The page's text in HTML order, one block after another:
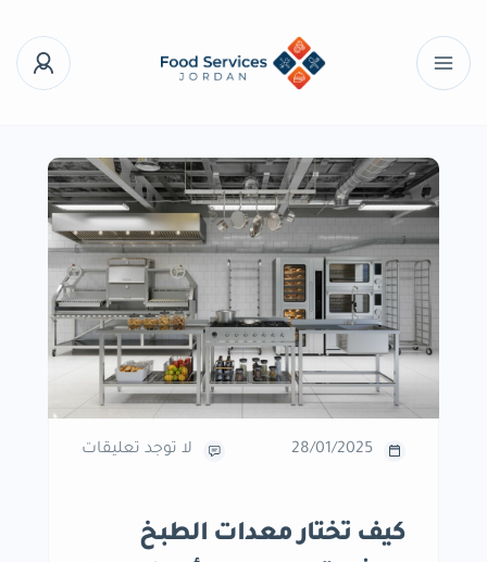
28/01/2025 لا توجد تعليقات
كيف تختار معدات الطبخ